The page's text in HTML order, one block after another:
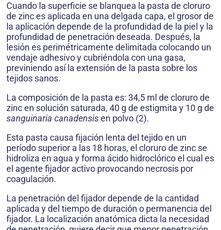
Cuando la superficie se blanquea la pasta de cloruro
de zinc es aplicada en una delgada capa, el grosor de
la aplicación depende de la profundidad de la piel y la
profundidad de penetración deseada. Después, la
lesión es perimétricamente delimitada colocando un
vendaje adhesivo y cubriéndola con una gasa,
previniendo así la extensión de la pasta sobre los
tejidos sanos.
La composición de la pasta es: 34,5 ml de clo­ruro de
zinc en solución saturada, 40 g de estigmita y 10 g de
sanguinaria canadensisen polvo (2).
Esta pasta causa fijación lenta del tejido en un
período superior a las 18 horas, el cloruro de zinc se
hidroliza en agua y forma ácido hidroclórico el cual es
el agente fijador activo provocando necrosis por
coagulación.
La penetración del fijador depende de la cantidad
aplicada y del tiempo de duración o permanencia del
fijador. La localización anatómica dicta la necesidad